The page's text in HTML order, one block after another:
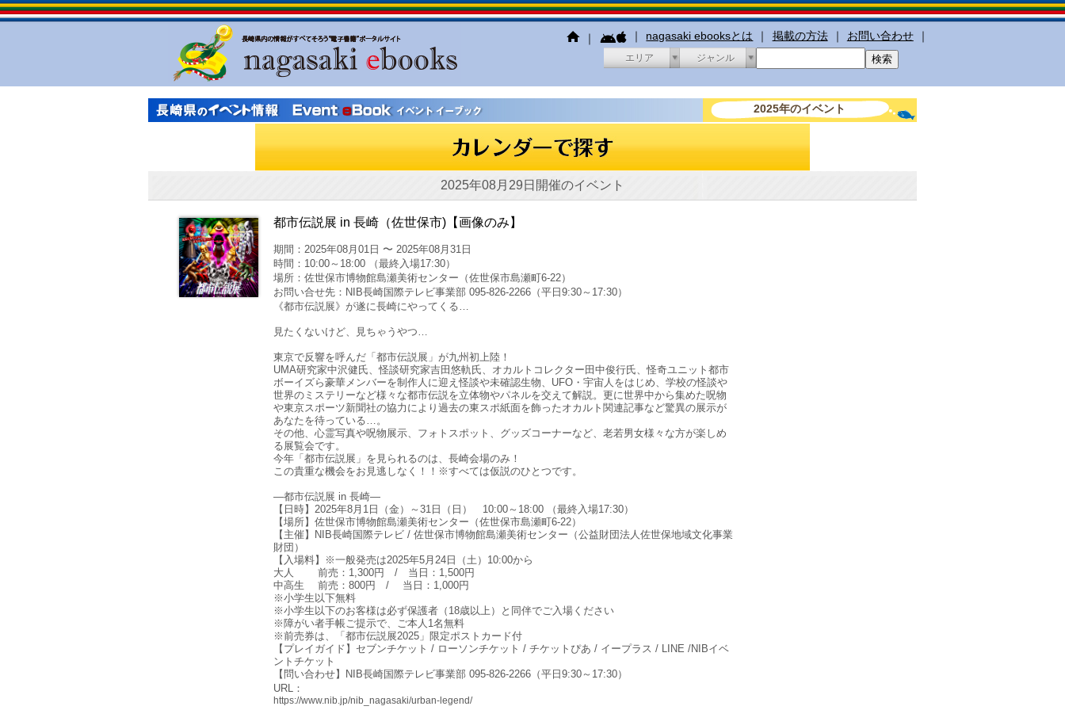
｜ ｜ nagasaki ebooksとは ｜ 掲載の方法 ｜ お問い合わせ ｜
エリア ジャンル
2025年のイベント
2025年08月29日開催のイベント
都市伝説展 in 長崎（佐世保市)【画像のみ】
期間：2025年08月01日 〜 2025年08月31日
時間：10:00～18:00 （最終入場17:30）
場所：佐世保市博物館島瀬美術センター（佐世保市島瀬町6-22）
お問い合せ先：NIB長崎国際テレビ事業部 095-826-2266（平日9:30～17:30）
《都市伝説展》が遂に長崎にやってくる…
見たくないけど、見ちゃうやつ…
東京で反響を呼んだ「都市伝説展」が九州初上陸！
UMA研究家中沢健氏、怪談研究家吉田悠軌氏、オカルトコレクター田中俊行氏、怪奇ユニット都市
ボーイズら豪華メンバーを制作人に迎え怪談や未確認生物、UFO・宇宙人をはじめ、学校の怪談や
世界のミステリーなど様々な都市伝説を立体物やパネルを交えて解説。更に世界中から集めた呪物
や東京スポーツ新聞社の協力により過去の東スポ紙面を飾ったオカルト関連記事など驚異の展示が
あなたを待っている…。
その他、心霊写真や呪物展示、フォトスポット、グッズコーナーなど、老若男女様々な方が楽しめ
る展覧会です。
今年「都市伝説展」を見られるのは、長崎会場のみ！
この貴重な機会をお見逃しなく！！※すべては仮説のひとつです。
―都市伝説展 in 長崎―
【日時】2025年8月1日（金）～31日（日） 10:00～18:00 （最終入場17:30）
【場所】佐世保市博物館島瀬美術センター（佐世保市島瀬町6-22）
【主催】NIB長崎国際テレビ / 佐世保市博物館島瀬美術センター（公益財団法人佐世保地域文化事業
財団）
【入場料】※一般発売は2025年5月24日（土）10:00から
大人 前売：1,300円 / 当日：1,500円
中高生 前売：800円 / 当日：1,000円
※小学生以下無料
※小学生以下のお客様は必ず保護者（18歳以上）と同伴でご入場ください
※障がい者手帳ご提示で、ご本人1名無料
※前売券は、「都市伝説展2025」限定ポストカード付
【プレイガイド】セブンチケット / ローソンチケット / チケットぴあ / イープラス / LINE /NIBイベ
ントチケット
【問い合わせ】NIB長崎国際テレビ事業部 095-826-2266（平日9:30～17:30）
URL：
https://www.nib.jp/nib_nagasaki/urban-legend/